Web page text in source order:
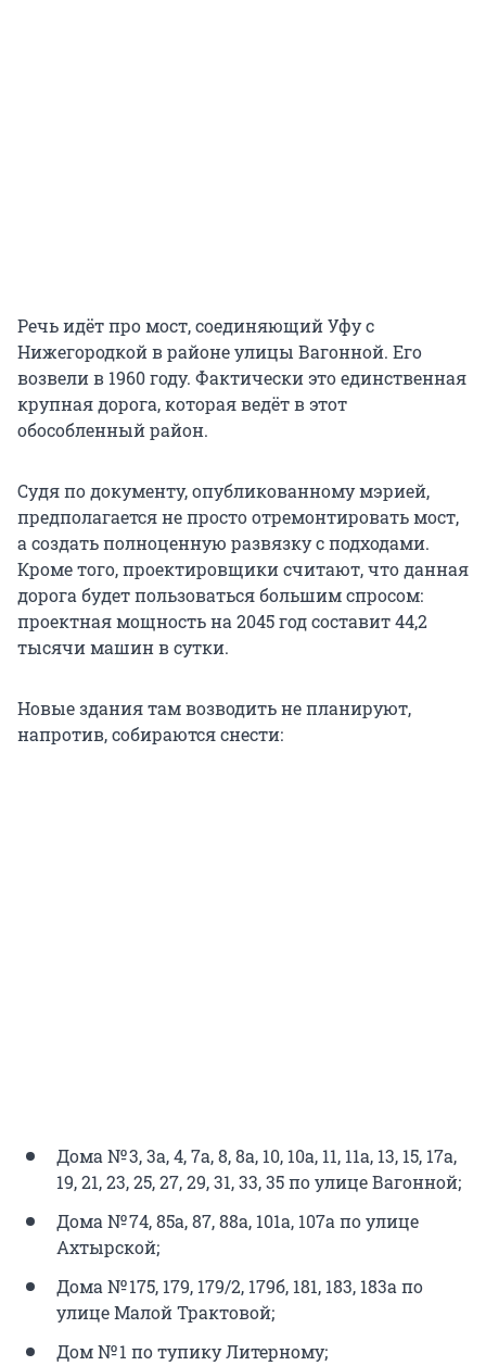
Речь идёт про мост, соединяющий Уфу с
Нижегородкой в районе улицы Вагонной. Его
возвели в 1960 году. Фактически это единственная
крупная дорога, которая ведёт в этот
обособленный район.
Судя по документу, опубликованному мэрией,
предполагается не просто отремонтировать мост,
а создать полноценную развязку с подходами.
Кроме того, проектировщики считают, что данная
дорога будет пользоваться большим спросом:
проектная мощность на 2045 год составит 44,2
тысячи машин в сутки.
Новые здания там возводить не планируют,
напротив, собираются снести:
Дома № 3, 3а, 4, 7а, 8, 8а, 10, 10а, 11, 11а, 13, 15, 17а,
19, 21, 23, 25, 27, 29, 31, 33, 35 по улице Вагонной;
Дома № 74, 85а, 87, 88а, 101а, 107а по улице
Ахтырской;
Дома № 175, 179, 179/2, 179б, 181, 183, 183а по
улице Малой Трактовой;
Дом № 1 по тупику Литерному;